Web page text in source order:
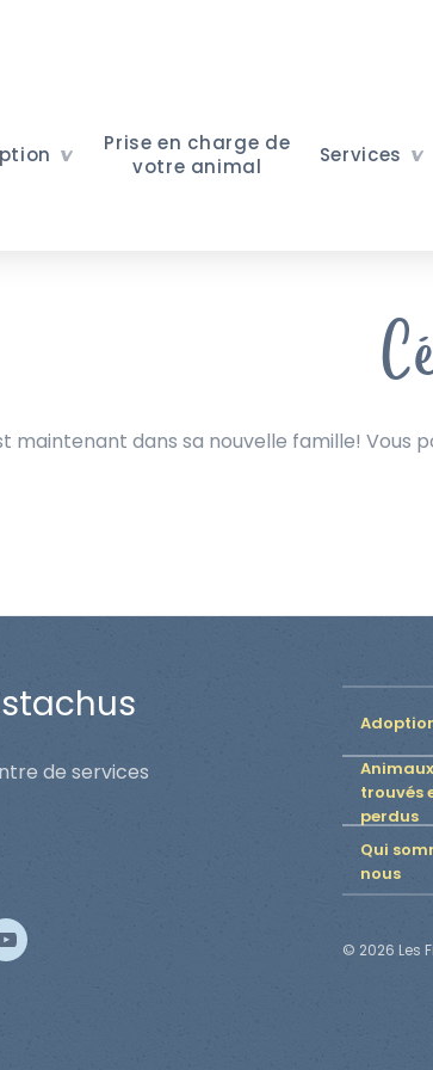
Prise en charge de
votre animal
Services
maintenant dans sa nouvelle famille! Vous
de services
Animaux
trouvés
perdus
Qui
nous
© 2026 Les